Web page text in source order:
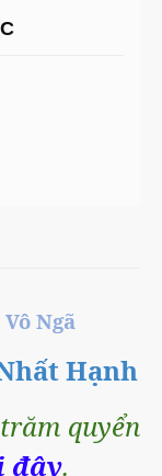
Ngã
Hạnh
quyển
đây.